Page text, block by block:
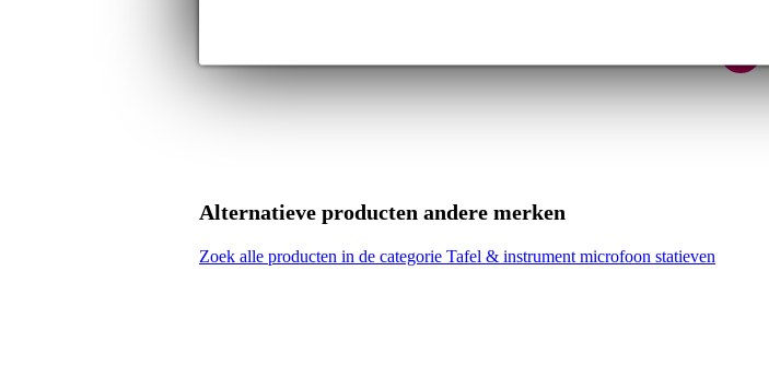
Maximale hoogte statief
< 50 cm
Set
nee
Type kolom
buis met vaste hoogte
Alternatieve producten andere merken
Zoek alle producten in de categorie Tafel & instrument microfoon statieven